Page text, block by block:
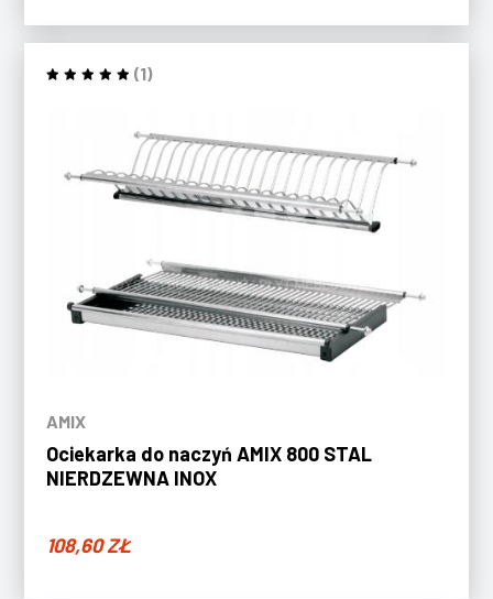
(1)
AMIX
Ociekarka do naczyń AMIX 800 STAL
NIERDZEWNA INOX
108,60ZŁ